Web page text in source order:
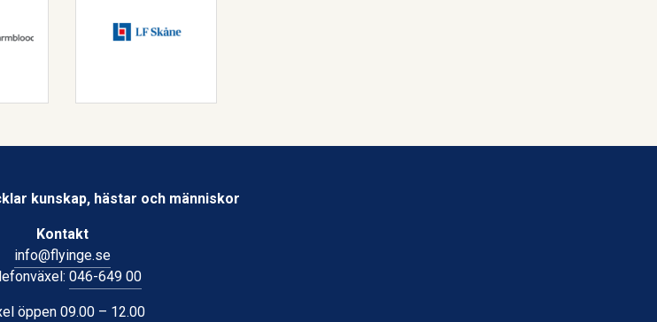
kunskap, hästar och människor
Kontakt
info@flyinge.se
046-649 00
öppen 09.00 – 12.00